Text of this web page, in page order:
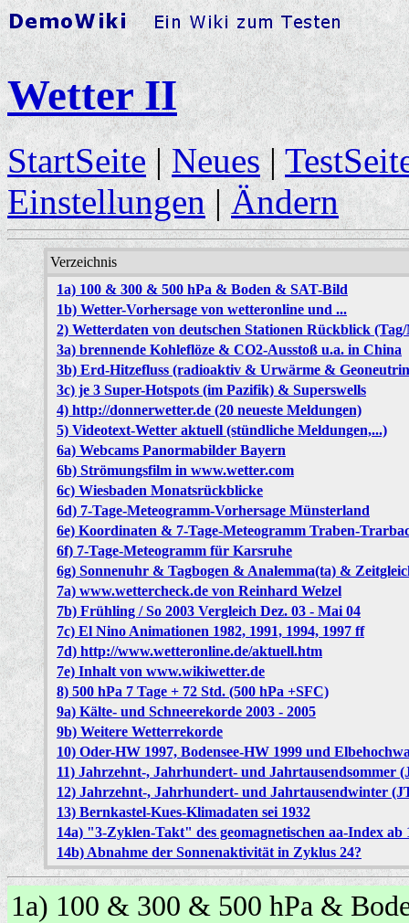
Wetter II
StartSeite|Neues|
Einstellungen|Ändern
Verzeichnis
1a) 100 & 300 & 500 hPa & Boden & SAT-Bild
1b) Wetter-Vorhersage von wetteronline und ...
2) Wetterdaten von deutschen Stationen Rückblick
3a) brennende Kohleflöze & CO2-Ausstoß u.a. in China
3b) Erd-Hitzefluss (radioaktiv & Urwärme &
3c) je 3 Super-Hotspots (im Pazifik) & Superswells
4) http://donnerwetter.de (20 neueste Meldungen)
5) Videotext-Wetter aktuell (stündliche Meldungen,...)
6a) Webcams Panormabilder Bayern
6b) Strömungsfilm in www.wetter.com
6c) Wiesbaden Monatsrückblicke
6d) 7-Tage-Meteogramm-Vorhersage Münsterland
6e) Koordinaten & 7-Tage-Meteogramm Traben-
6f) 7-Tage-Meteogramm für Karsruhe
6g) Sonnenuhr & Tagbogen & Analemma(ta) &
7a) www.wettercheck.de von Reinhard Welzel
7b) Frühling / So 2003 Vergleich Dez. 03 - Mai 04
7c) El Nino Animationen 1982, 1991, 1994, 1997 ff
7d) http://www.wetteronline.de/aktuell.htm
7e) Inhalt von www.wikiwetter.de
8) 500 hPa 7 Tage + 72 Std. (500 hPa +SFC)
9a) Kälte- und Schneerekorde 2003 - 2005
9b) Weitere Wetterrekorde
10) Oder-HW 1997, Bodensee-HW 1999 und
11) Jahrzehnt-, Jahrhundert- und Jahrtausendsommer
12) Jahrzehnt-, Jahrhundert- und Jahrtausendwinter
13) Bernkastel-Kues-Klimadaten sei 1932
14a) "3-Zyklen-Takt" des geomagnetischen aa-Index ab
14b) Abnahme der Sonnenaktivität in Zyklus 24?
1a) 100 & 300 & 500 hPa &